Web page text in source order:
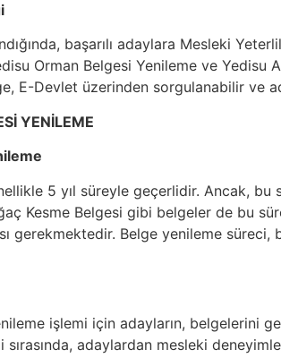
başarılı adaylara Mesleki
Orman Belgesi Yenileme ve
E-Devlet üzerinden sorgulanabilir ve
YENİLEME
5 yıl süreyle geçerlidir. Ancak,
Kesme Belgesi gibi belgeler de bu
gerekmektedir. Belge yenileme
işlemi için adayların, belgelerini
adaylardan mesleki